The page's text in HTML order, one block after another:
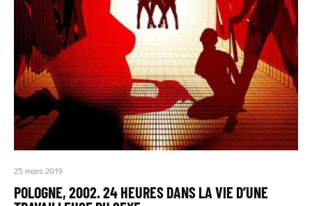
25 mars 2019
POLOGNE, 2002. 24 HEURES DANS LA VIE D’UNE